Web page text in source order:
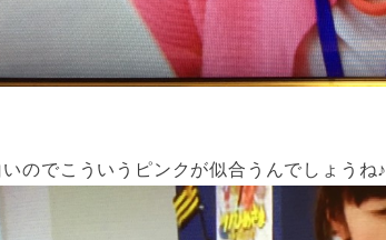
のでこういうピンクが似合うんでしょうね♪